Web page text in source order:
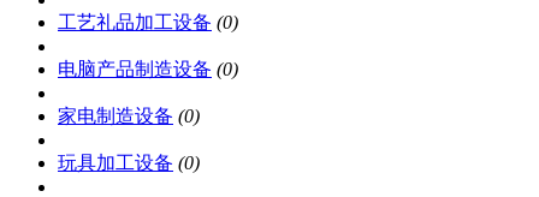
工艺礼品加工设备 (0)
电脑产品制造设备 (0)
家电制造设备 (0)
玩具加工设备 (0)